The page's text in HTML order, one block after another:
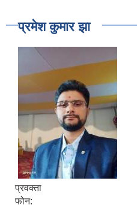
प्रमेश कुमार झा
प्रवक्ता
फोन: